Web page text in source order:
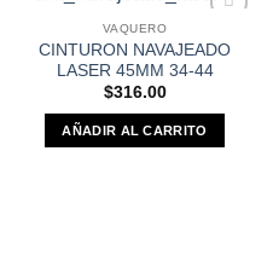
Favoritos
VAQUERO
CINTURON NAVAJEADO
LASER 45MM 34-44
$316.00
AÑADIR AL CARRITO